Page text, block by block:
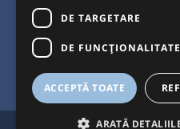
DE TARGETARE
DE FUNCŢIONALITATE
ACCEPTĂ TOATE
ARATĂ